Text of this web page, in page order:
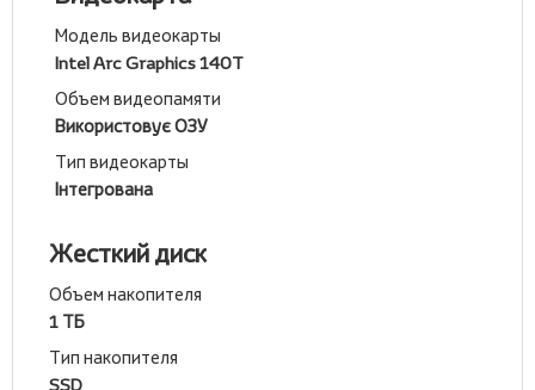
Модель видеокарты
Intel Arc Graphics 140T
Объем видеопамяти
Використовує ОЗУ
Тип видеокарты
Інтегрована
Жесткий диск
Объем накопителя
1 ТБ
Тип накопителя
SSD